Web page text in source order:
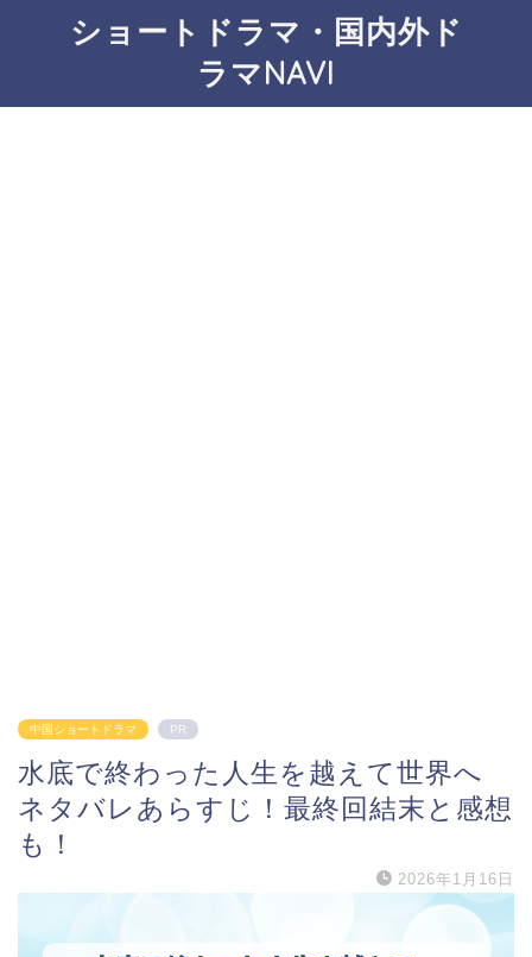
ショートドラマ・国内外ド
ラマNAVI
中国ショートドラマ PR
水底で終わった人生を越えて世界へ
ネタバレあらすじ！最終回結末と感想
も！
2026年1月16日